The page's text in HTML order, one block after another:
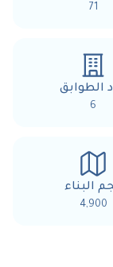
71
الطوابق
6
البناء
4,900